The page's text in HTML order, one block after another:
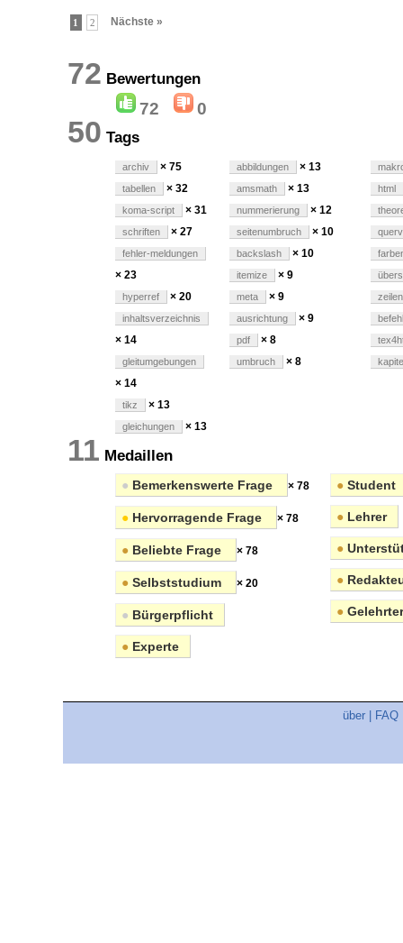
1 2 Nächste »
72 Bewertungen
72 0
50 Tags
archiv × 75
tabellen × 32
koma-script × 31
schriften × 27
fehler-meldungen
× 23
hyperref × 20
inhaltsverzeichnis
× 14
gleitumgebungen
× 14
tikz × 13
gleichungen × 13
abbildungen × 13
amsmath × 13
nummerierung × 12
seitenumbruch × 10
backslash × 10
itemize × 9
meta × 9
ausrichtung × 9
pdf × 8
umbruch × 8
html
11 Medaillen
● Bemerkenswerte Frage × 78
● Hervorragende Frage × 78
● Beliebte Frage × 78
● Selbststudium × 20
● Bürgerpflicht
● Experte
● Student
● Lehrer
●
●
● Gelehrter
über FAQ